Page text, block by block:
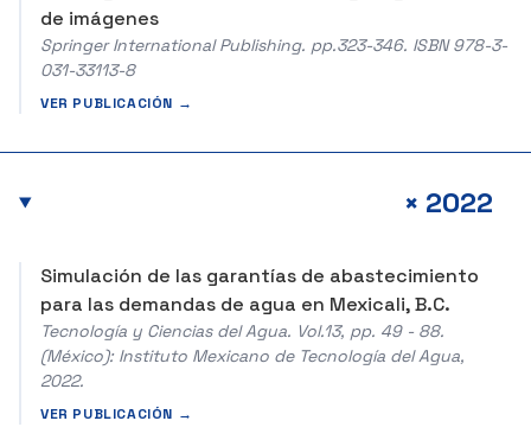
de imágenes
Springer International Publishing. pp.323-346. ISBN 978-3-
031-33113-8
VER PUBLICACIÓN →
+2022
Simulación de las garantías de abastecimiento
para las demandas de agua en Mexicali, B.C.
Tecnología y Ciencias del Agua. Vol.13, pp. 49 - 88.
(México): Instituto Mexicano de Tecnología del Agua,
2022.
VER PUBLICACIÓN →